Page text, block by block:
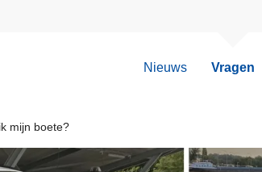
Nieuws Vragen
mijn boete?